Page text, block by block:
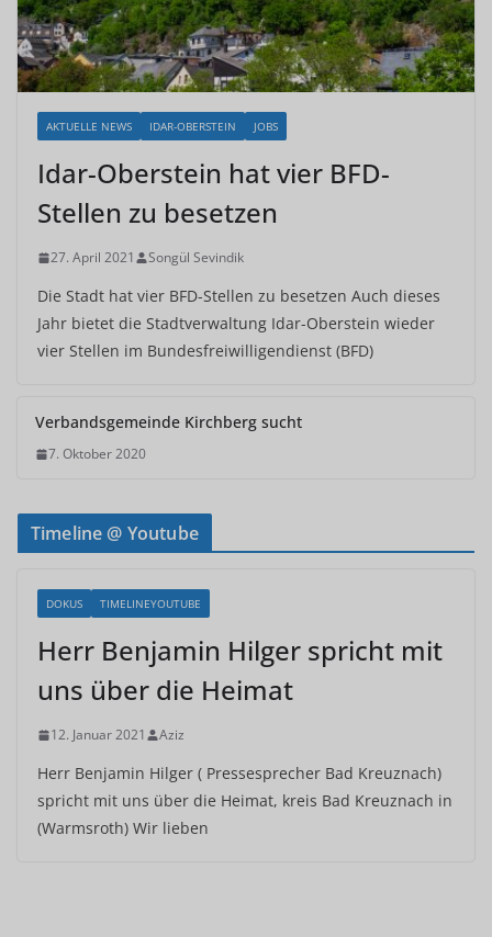
AKTUELLE NEWS IDAR-OBERSTEIN JOBS
Idar-Oberstein hat vier BFD-
Stellen zu besetzen
27. April 2021 Songül Sevindik
Die Stadt hat vier BFD-Stellen zu besetzen Auch dieses
Jahr bietet die Stadtverwaltung Idar-Oberstein wieder
vier Stellen im Bundesfreiwilligendienst (BFD)
Verbandsgemeinde Kirchberg sucht
7. Oktober 2020
Timeline @ Youtube
DOKUS TIMELINEYOUTUBE
Herr Benjamin Hilger spricht mit
uns über die Heimat
12. Januar 2021 Aziz
Herr Benjamin Hilger ( Pressesprecher Bad Kreuznach)
spricht mit uns über die Heimat, kreis Bad Kreuznach in
(Warmsroth) Wir lieben